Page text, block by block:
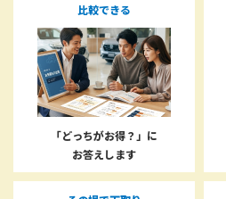
比較できる
「どっちがお得？」に
お答えします